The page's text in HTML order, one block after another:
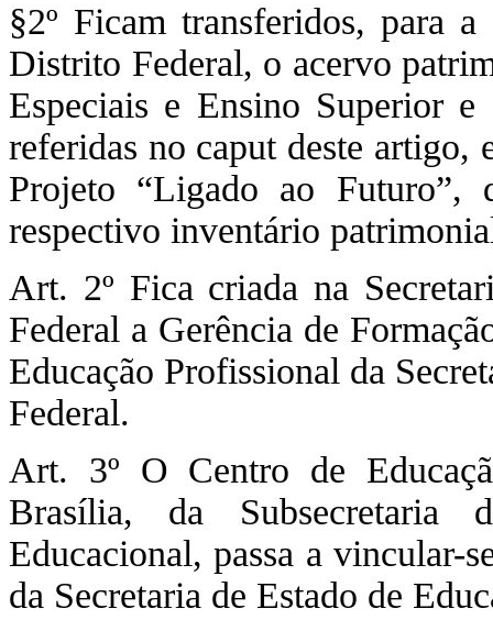
§2º Ficam transferidos, para
Distrito Federal, o acervo
Especiais e Ensino Superior
referidas no caput deste artigo,
Projeto “Ligado ao Futuro”,
respectivo inventário
Art. 2º Fica criada na
Federal a Gerência de
Educação Profissional da
Federal.
Art. 3º O Centro de
Brasília, da Subsecretaria
Educacional, passa a vincular-
da Secretaria de Estado de